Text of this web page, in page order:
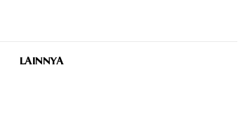
LAINNYA